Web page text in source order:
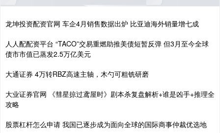
龙坤投资配资官网 车企4月销售数据出炉 比亚迪海外销量增七成
人人配配资平台 “TACO”交易重燃助推美债短暂反弹 但3月至今全球
债市市值已蒸发2.5万亿美元
大通证券 4万转RBZ高速主轴，木勺可粗铣研磨
大业证券官网 《彗星掠过鸢屋时》剧本杀复盘解析+谁是凶手+推理全
攻略
股票杠杆怎么申请 我国已逐步成为面向全球的国际商事仲裁优选地